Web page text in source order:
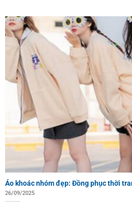
Áo khoác nhóm đẹp: Đồng phục thời
26/09/2025